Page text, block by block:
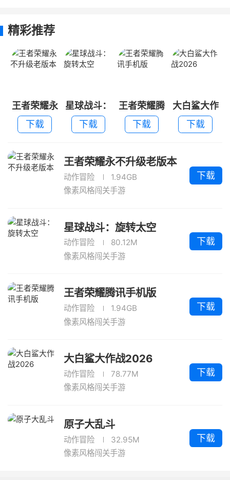
精彩推荐
王者荣耀永
不升级老版
本
下载
星球战斗：
旋转太空
下载
王者荣耀腾
讯手机版
下载
大白鲨大作
战2026
下载
王者荣耀永不升级老版本
动作冒险
1.94GB
像素风格闯关手游
下载
星球战斗：旋转太空
动作冒险
80.12M
像素风格闯关手游
下载
王者荣耀腾讯手机版
动作冒险
1.94GB
像素风格闯关手游
下载
大白鲨大作战2026
动作冒险
78.77M
像素风格闯关手游
下载
原子大乱斗
动作冒险
32.95M
像素风格闯关手游
下载